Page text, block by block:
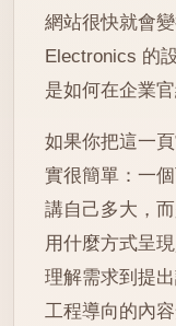
網站很快就會
Electronics 的
是如何在企業
如果你把這一
實很簡單：一
講自己多大，
用什麼方式呈
理解需求到提
工程導向的內